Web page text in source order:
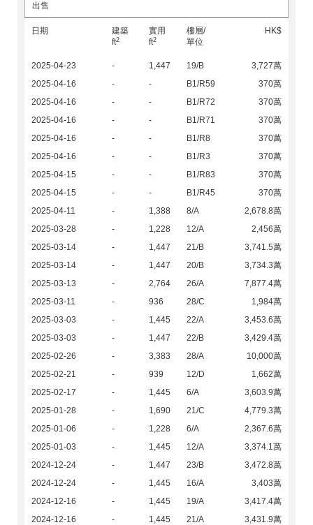
出售
日期
建築
ft2
實用
ft2
樓層/
單位
HK$
2025-04-23 - 1,447 19/B
3,727萬
2025-04-16
- - B1/R59
370萬
2025-04-16
- - B1/R72
370萬
2025-04-16
- - B1/R71
370萬
2025-04-16
- - B1/R8
370萬
2025-04-16
- - B1/R3
370萬
2025-04-15
- - B1/R83
370萬
2025-04-15
- - B1/R45
370萬
2025-04-11
- 1,388 8/A
2,678.8萬
2025-03-28
- 1,228 12/A
2,456萬
2025-03-14
- 1,447 21/B
3,741.5萬
2025-03-14
- 1,447 20/B
3,734.3萬
2025-03-13
- 2,764 26/A
7,877.4萬
2025-03-11
- 936 28/C
1,984萬
2025-03-03
- 1,445 22/A
3,453.6萬
2025-03-03
- 1,447 22/B
3,429.4萬
2025-02-26
- 3,383 28/A
10,000萬
2025-02-21
- 939 12/D
1,662萬
2025-02-17
- 1,445 6/A
3,603.9萬
2025-01-28
- 1,690 21/C
4,779.3萬
2025-01-06
- 1,228 6/A
2,367.6萬
2025-01-03
- 1,445 12/A
3,374.1萬
2024-12-24
- 1,447 23/B
3,472.8萬
2024-12-24
- 1,445 16/A
3,403萬
2024-12-16
- 1,445 19/A
3,417.4萬
2024-12-16
- 1,445 21/A 3,431.9萬